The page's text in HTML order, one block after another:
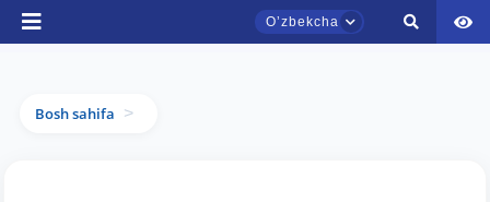
Oʼzbekcha
Ism va familiyangiz
Telefon raqamingiz
Bosh sahifa >